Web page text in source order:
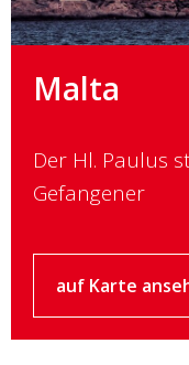
Malta
Der Hl. Paulus
Gefangener
auf Karte